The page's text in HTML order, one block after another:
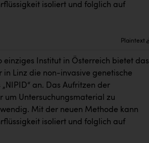
isoliert und folglich auf
Plaintext
einziges Institut in Österreich bietet das
in Linz die non-invasive genetische
an. Das Aufritzen der
um Untersuchungsmaterial zu
Mit der neuen Methode kann
isoliert und folglich auf